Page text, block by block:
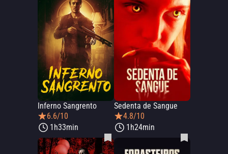
Inferno Sangrento
6.6/10
1h33min
Sedenta de Sangue
4.8/10
1h24min